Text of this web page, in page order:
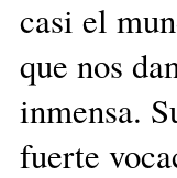
casi el
que nos
inmensa.
fuerte